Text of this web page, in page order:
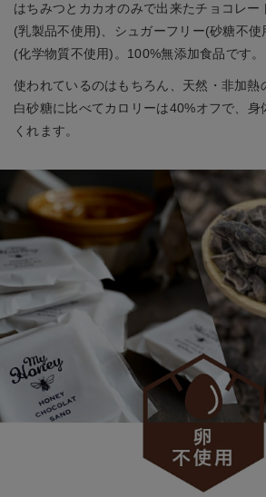
はちみつとカカオのみで出来たチョコレー
(乳製品不使用)、シュガーフリー(砂糖不
(化学物質不使用)。100%無添加食品です。
使われているのはもちろん、天然・非加熱
白砂糖に比べてカロリーは40%オフで、身
くれます。